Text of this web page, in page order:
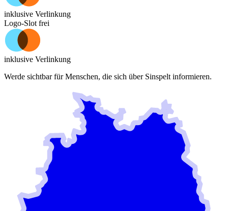
inklusive Verlinkung
Logo-Slot frei
inklusive Verlinkung
Werde sichtbar für Menschen, die sich über Sinspelt informieren.